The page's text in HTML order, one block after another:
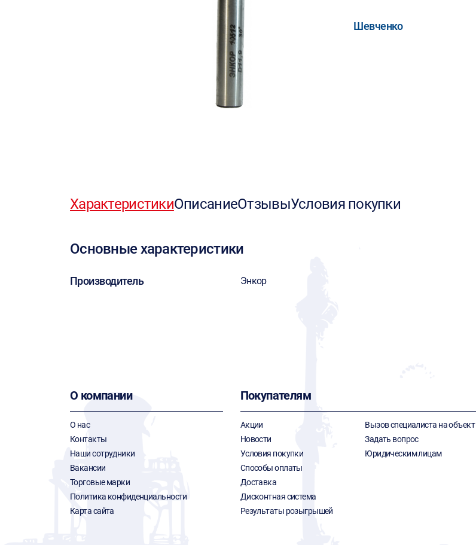
Шевченко
ХарактеристикиОписаниеОтзывыУсловия покупки
Основные характеристики
Производитель Энкор
О компании
О нас
Контакты
Наши сотрудники
Вакансии
Торговые марки
Политика конфиденциальности
Карта сайта
Покупателям
Акции
Новости
Условия покупки
Способы оплаты
Доставка
Дисконтная система
Результаты розыгрышей
Вызов специалиста на объект
Задать вопрос
Юридическим лицам